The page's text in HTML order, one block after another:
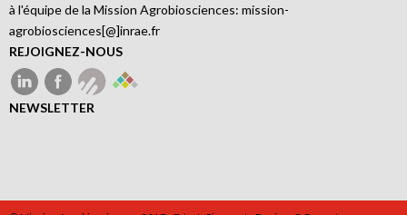
à l'équipe de la Mission Agrobiosciences: mission-
agrobiosciences[@]inrae.fr
REJOIGNEZ-NOUS
NEWSLETTER